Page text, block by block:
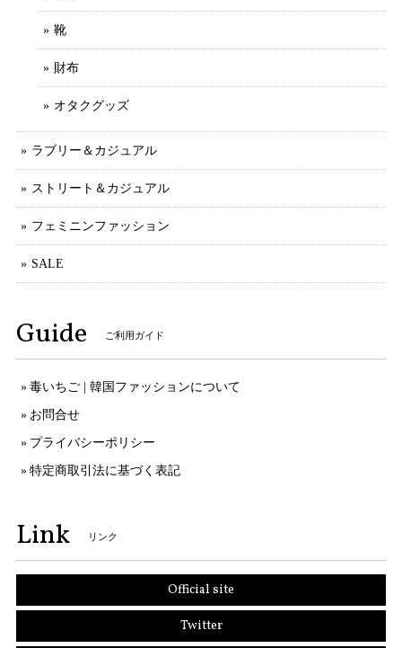
靴
財布
オタクグッズ
ラブリー＆カジュアル
ストリート＆カジュアル
フェミニンファッション
SALE
Guide ご利用ガイド
毒いちご | 韓国ファッションについて
お問合せ
プライバシーポリシー
特定商取引法に基づく表記
Link リンク
Official site
Twitter